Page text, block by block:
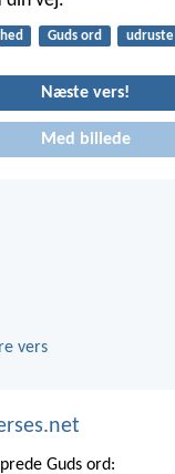
Guds ord udruste
Næste vers!
Med billede
vers
Guds ord: